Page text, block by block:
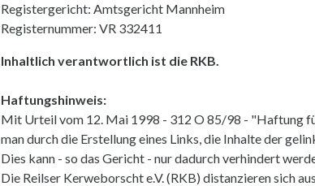
Registergericht: Amtsgericht Mannheim
Registernummer: VR 332411
Inhaltlich verantwortlich ist die RKB.
Haftungshinweis:
Mit Urteil vom 12. Mai 1998 - 312 O 85/98 - "Haftung
man durch die Erstellung eines Links, die Inhalte der
Dies kann - so das Gericht - nur dadurch verhindert
Die Reilser Kerweborscht e.V. (RKB) distanzieren sich